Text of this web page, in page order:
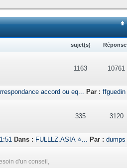
sujet(s)
1163 10761
accord ou eq... Par : ffguedin
335 3120
Dans : FULLLZ.ASIA ⭐... Par : dumps
d'un conseil,